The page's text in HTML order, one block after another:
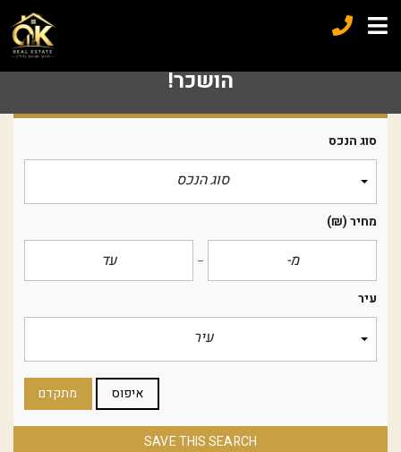
הושכר!
סוג הנכס
סוג הנכס
מחיר(₪)
עיר
עיר
איפוס מתקדם
SAVE THIS SEARCH